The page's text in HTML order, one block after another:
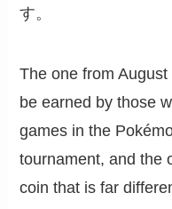
す。
The one from
be earned by those
games in the
tournament, and the
coin that is far